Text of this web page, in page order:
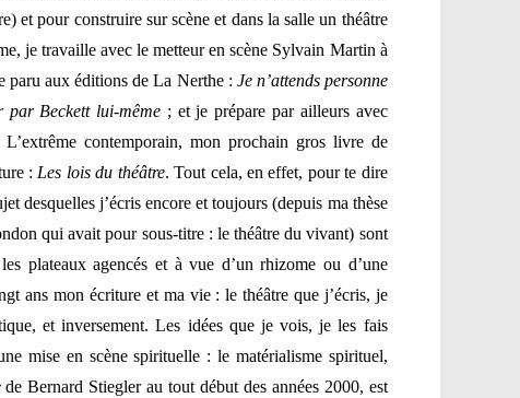
et pour construire sur scène et dans la salle un théâtre
je travaille avec le metteur en scène Sylvain Martin à
paru aux éditions de La Nerthe : Je n’attends personne
Beckett lui-même ; et je prépare par ailleurs avec
contemporain, mon prochain gros livre de
: Les lois du théâtre. Tout cela, en effet, pour te dire
desquelles j’écris encore et toujours (depuis ma thèse
qui avait pour sous-titre : le théâtre du vivant) sont
plateaux agencés et à vue d’un rhizome ou d’une
ans mon écriture et ma vie : le théâtre que j’écris, je
et inversement. Les idées que je vois, je les fais
mise en scène spirituelle : le matérialisme spirituel,
de Bernard Stiegler au tout début des années 2000, est